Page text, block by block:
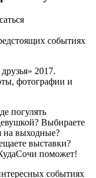
событиях
2017.
фотографии и
погулять
Выбираете
на выходные?
выставки?
поможет!
событиях